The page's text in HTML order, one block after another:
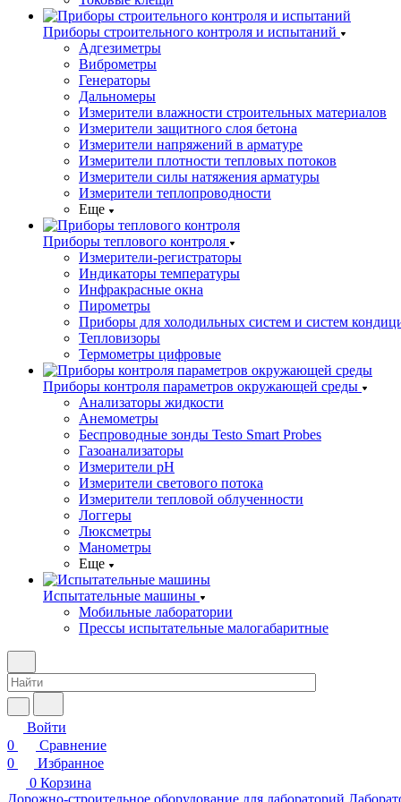
Приборы строительного контроля и испытаний
Адгезиметры
Виброметры
Генераторы
Дальномеры
Измерители влажности строительных материалов
Измерители защитного слоя бетона
Измерители напряжений в арматуре
Измерители плотности тепловых потоков
Измерители силы натяжения арматуры
Измерители теплопроводности
Еще
Приборы теплового контроля
Измерители-регистраторы
Индикаторы температуры
Инфракрасные окна
Пирометры
Приборы для холодильных систем и систем
Тепловизоры
Термометры цифровые
Приборы контроля параметров окружающей среды
Анализаторы жидкости
Анемометры
Беспроводные зонды Testo Smart Probes
Газоанализаторы
Измерители pH
Измерители светового потока
Измерители тепловой облученности
Логгеры
Люксметры
Манометры
Еще
Испытательные машины
Мобильные лаборатории
Прессы испытательные малогабаритные
Войти
0
Сравнение
0
Избранное
0 Корзина
Дорожно-строительное оборудование для лабораторий